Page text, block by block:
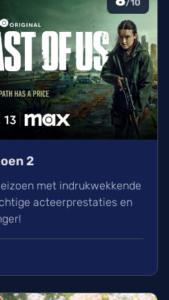
/10
2
met indrukwekkende
acteerprestaties en